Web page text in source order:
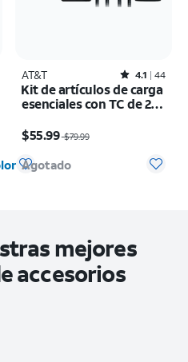
AT&T Rated4.1out of 5 stars with44reviews
4.1 44
Kit de artículos de carga
esenciales con TC de 20
a C, cable C a lightning y
batería de 10K
$55.99$79.99
Agotado
mejores
accesorios